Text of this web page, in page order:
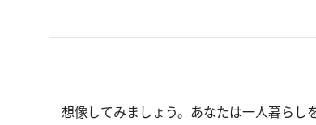
想像してみましょう。あなたは一人暮らし